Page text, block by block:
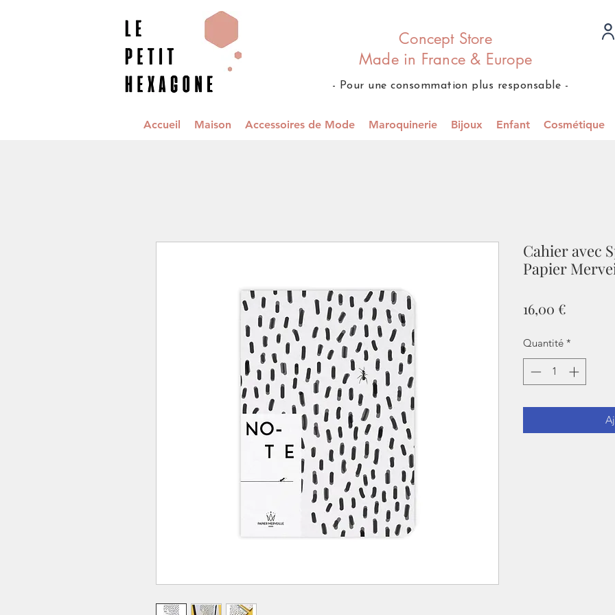
Concept Store
Made in France & Europe
- Pour une consommation plus responsable -
Accueil Maison Accessoires de Mode Maroquinerie Bijoux Enfant Cosmétique
Cahier avec
Papier
16,00 €
Quantité *